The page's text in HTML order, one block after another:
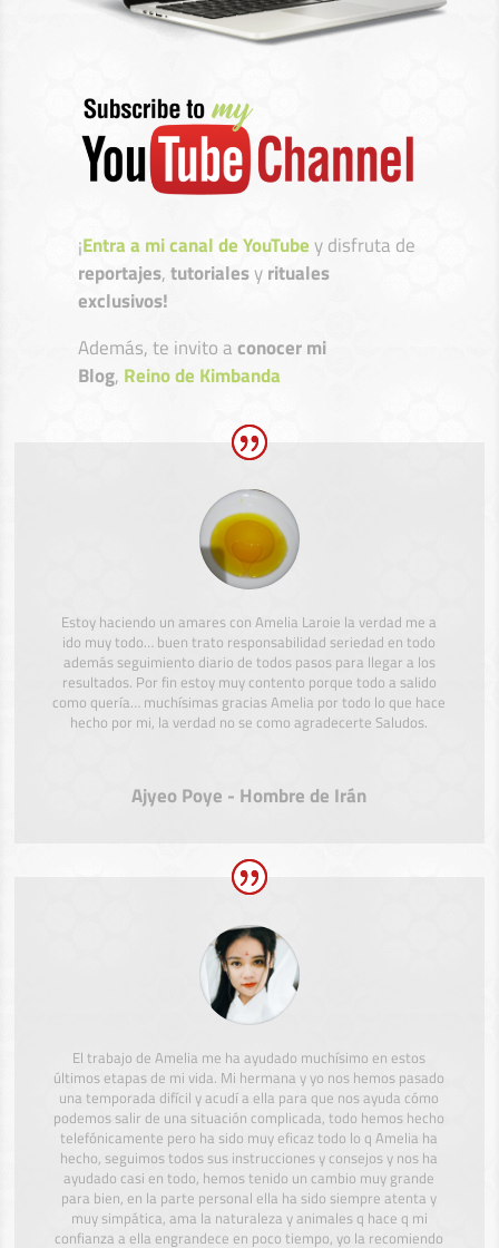
¡Entra a mi canal de YouTubey disfruta de
reportajes,tutorialesyrituales
exclusivos!
Además, te invito aconocer mi
Blog, Reino de Kimbanda
Estoy haciendo un amares con Amelia Laroie la verdad me a
ido muy todo… buen trato responsabilidad seriedad en todo
además seguimiento diario de todos pasos para llegar a los
resultados. Por fin estoy muy contento porque todo a salido
como quería… muchísimas gracias Amelia por todo lo que hace
hecho por mi, la verdad no se como agradecerte Saludos.
Ajyeo Poye - Hombre de Irán
El trabajo de Amelia me ha ayudado muchísimo en estos
últimos etapas de mi vida. Mi hermana y yo nos hemos pasado
una temporada difícil y acudí a ella para que nos ayuda cómo
podemos salir de una situación complicada, todo hemos hecho
telefónicamente pero ha sido muy eficaz todo lo q Amelia ha
hecho, seguimos todos sus instrucciones y consejos y nos ha
ayudado casi en todo, hemos tenido un cambio muy grande
para bien, en la parte personal ella ha sido siempre atenta y
muy simpática, ama la naturaleza y animales q hace q mi
confianza a ella engrandece en poco tiempo, yo la recomiendo